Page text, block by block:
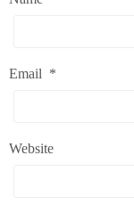
Email *
Website